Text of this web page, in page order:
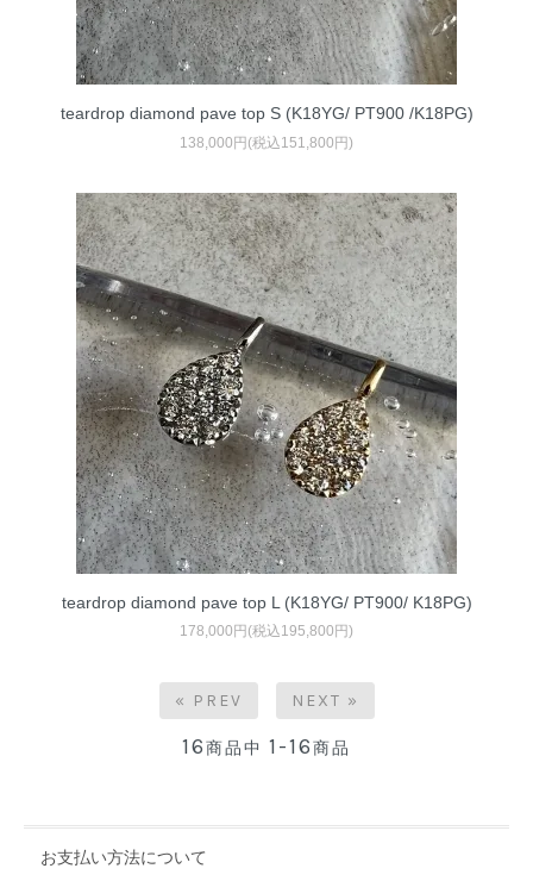
teardrop diamond pave top S (K18YG/ PT900 /K18PG)
138,000円(税込151,800円)
teardrop diamond pave top L (K18YG/ PT900/ K18PG)
178,000円(税込195,800円)
« PREV NEXT »
16商品中 1-16商品
お支払い方法について